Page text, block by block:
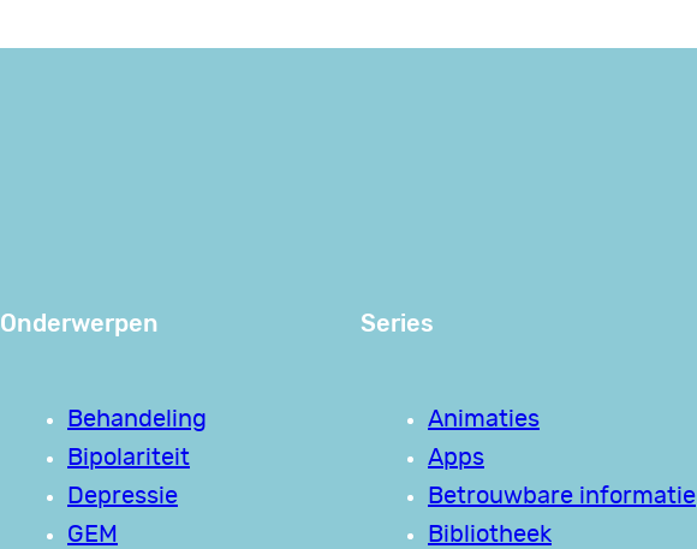
Onderwerpen
Behandeling
Bipolariteit
Depressie
GEM
Series
Animaties
Apps
Betrouwbare informatie
Bibliotheek